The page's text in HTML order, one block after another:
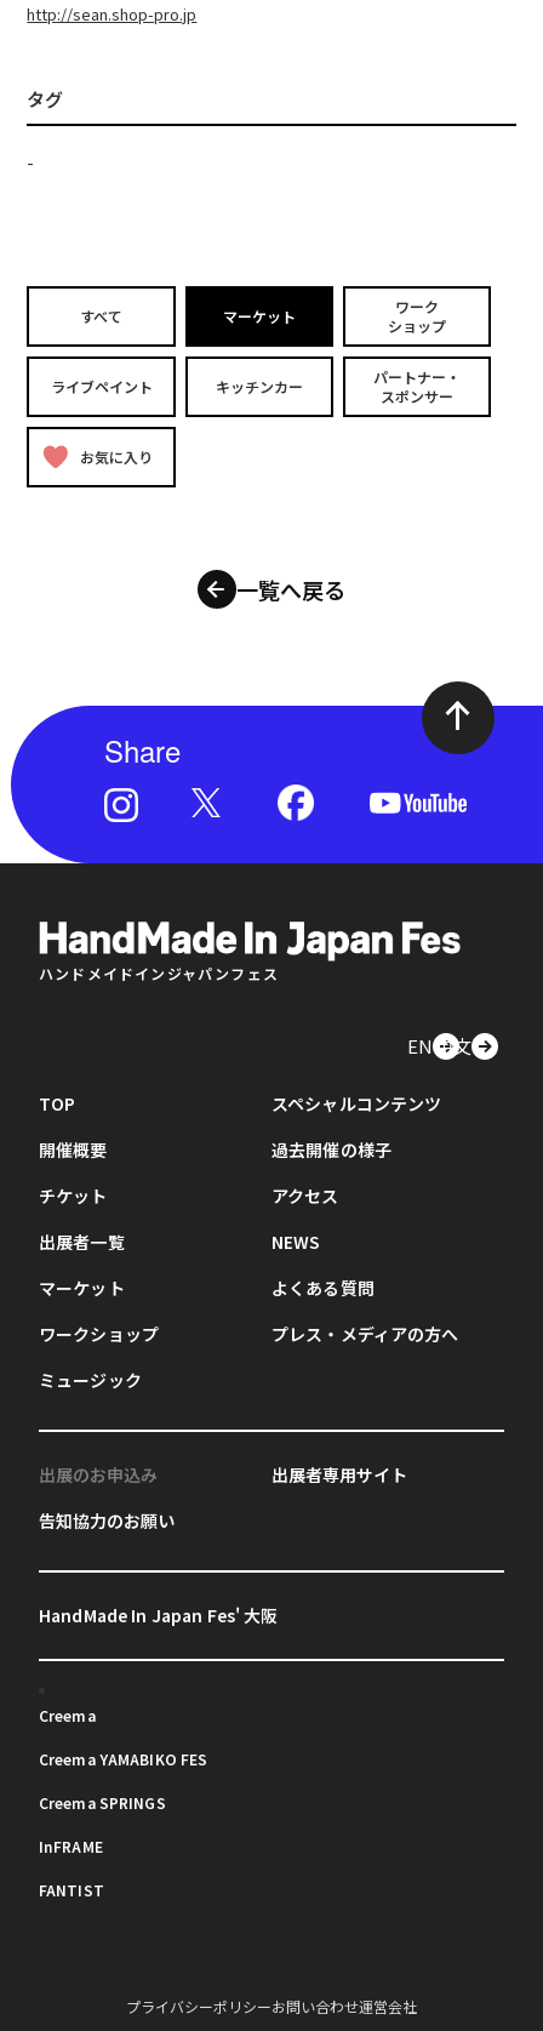
http://sean.shop-pro.jp
タグ
-
すべて マーケット
ワーク
ショップ
ライブペイント キッチンカー
パートナー・
スポンサー
お気に入り
一覧へ戻る
Share
ハンドメイドインジャパンフェス
EN中文
TOP
開催概要
チケット
出展者一覧
マーケット
ワークショップ
ミュージック
スペシャルコンテンツ
過去開催の様子
アクセス
NEWS
よくある質問
プレス・メディアの方へ
出展のお申込み
告知協力のお願い
出展者専用サイト
HandMade In Japan Fes' 大阪
Creema
Creema YAMABIKO FES
Creema SPRINGS
InFRAME
FANTIST
プライバシーポリシーお問い合わせ運営会社